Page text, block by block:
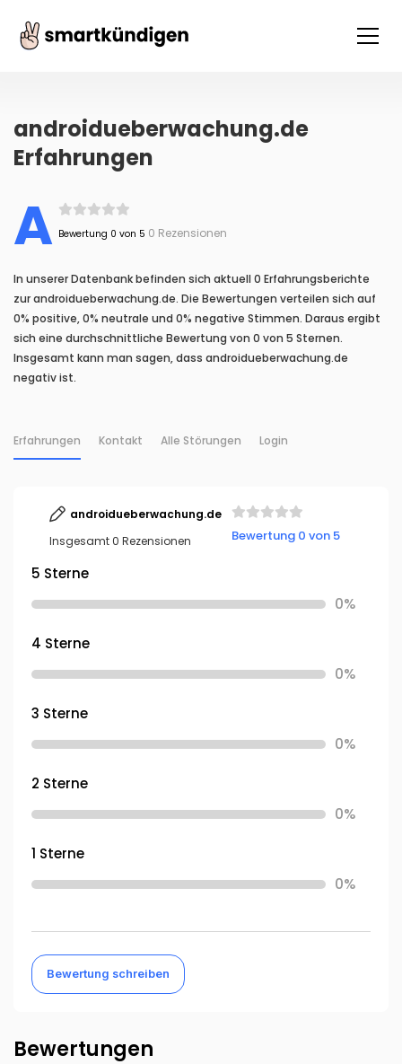
androidueberwachung.de
Erfahrungen
A Bewertung 0 von 5 0 Rezensionen
In unserer Datenbank befinden sich aktuell 0 Erfahrungsberichte
zur androidueberwachung.de. Die Bewertungen verteilen sich auf
0% positive, 0% neutrale und 0% negative Stimmen. Daraus ergibt
sich eine durchschnittliche Bewertung von 0 von 5 Sternen.
Insgesamt kann man sagen, dass androidueberwachung.de
negativ ist.
Erfahrungen Kontakt Alle Störungen Login
androidueberwachung.de
Insgesamt 0 Rezensionen
Bewertung 0 von 5
5 Sterne
0%
4 Sterne
0%
3 Sterne
0%
2 Sterne
0%
1 Sterne
0%
Bewertung schreiben
Bewertungen